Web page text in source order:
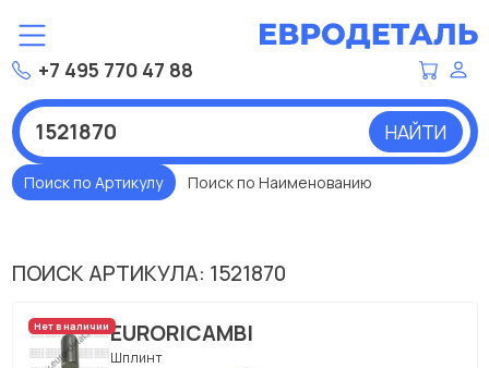
+7 495 770 47 88
НАЙТИ
Поиск по Артикулу Поиск по Наименованию
ПОИСК АРТИКУЛА: 1521870
Нет в наличииEURORICAMBI
Шплинт